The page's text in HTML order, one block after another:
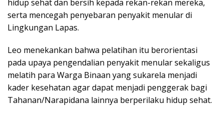
hidup sehat dan bersih kepada rekan-rekan mereka,
serta mencegah penyebaran penyakit menular di
Lingkungan Lapas.
Leo menekankan bahwa pelatihan itu berorientasi
pada upaya pengendalian penyakit menular sekaligus
melatih para Warga Binaan yang sukarela menjadi
kader kesehatan agar dapat menjadi penggerak bagi
Tahanan/Narapidana lainnya berperilaku hidup sehat.